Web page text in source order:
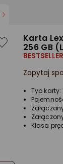
Karta
256 GB
BESTSELLER
Zapytaj
Typ karty:
Klasa